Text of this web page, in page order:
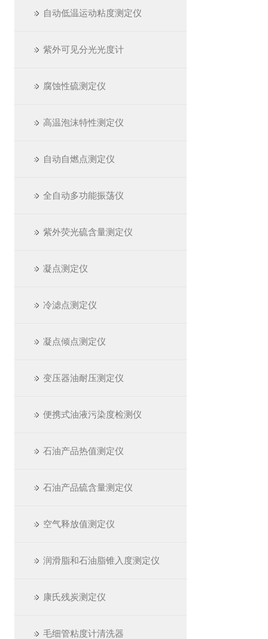
自动低温运动粘度测定仪
紫外可见分光光度计
腐蚀性硫测定仪
高温泡沫特性测定仪
自动自燃点测定仪
全自动多功能振荡仪
紫外荧光硫含量测定仪
凝点测定仪
冷滤点测定仪
凝点倾点测定仪
变压器油耐压测定仪
便携式油液污染度检测仪
石油产品热值测定仪
石油产品硫含量测定仪
空气释放值测定仪
润滑脂和石油脂锥入度测定仪
康氏残炭测定仪
毛细管粘度计清洗器